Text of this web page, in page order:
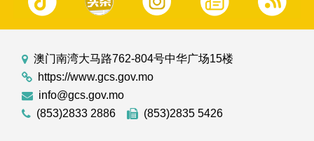
澳门南湾大马路762-804号中华广场15楼
https://www.gcs.gov.mo
info@gcs.gov.mo
(853)2833 2886
(853)2835 5426